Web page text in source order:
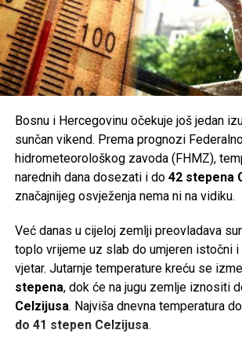
nad kojima Kanton ima pravo vlasništva
Kako tvrde, registar obuhvata sve – od
šumskog zemljišta, poslovnih prostora i
pokretne imovine veće vrijednosti poput
Iz javnog objavljivanja podataka o
kako uvjeravaju nadležni, sigurnosnih
sljedeća pravna lica: Ministarstvo
(MUP), Ured za borbu protiv korupcije,
rezerve i Tužilaštvo KS.
Evidencija o njihovoj imovini se u skladu
protokolima nalazi kod spomenutih
Ministarstvu finansija KS.
Link za pristup javnom Registru i
dostupan na zvaničnoj stranici Vlade KS u
Bosnu i Hercegovinu očekuje još jedan
sunčan vikend. Prema prognozi
hidrometeorološkog zavoda (FHMZ),
narednih dana dosezati i do 42 stepena
značajnijeg osvježenja nema ni na vidiku.
Već danas u cijeloj zemlji preovladava
toplo vrijeme uz slab do umjeren istočni
vjetar. Jutarnje temperature kreću se
stepena, dok će na jugu zemlje iznositi
Celzijusa. Najviša dnevna temperatura
do 41 stepen Celzijusa.